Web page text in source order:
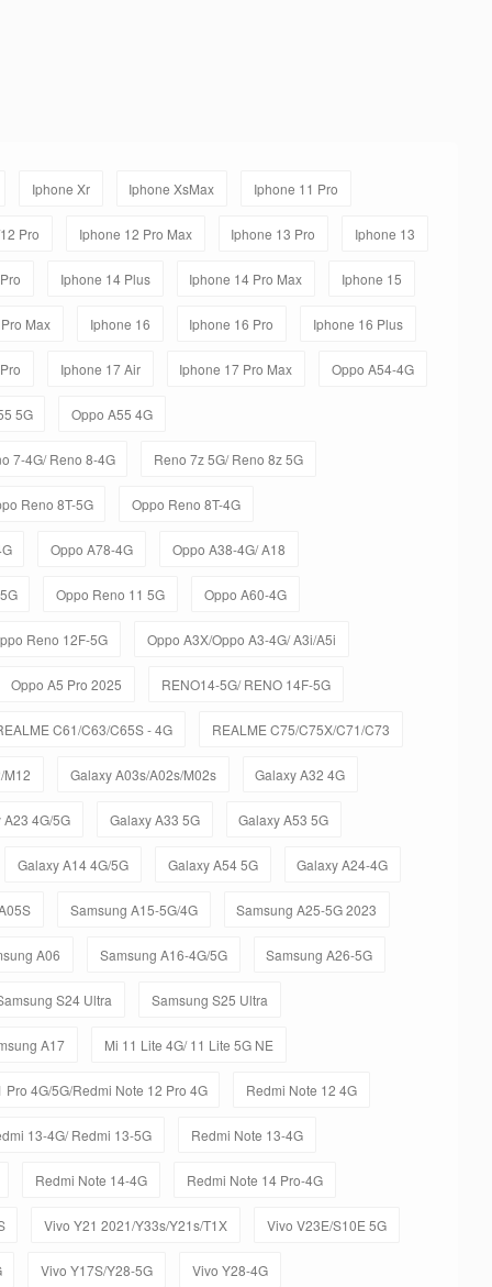
Iphone Xr Iphone XsMax Iphone 11 Pro
Pro Iphone 12 Pro Max Iphone 13 Pro Iphone 13
Iphone 14 Plus Iphone 14 Pro Max Iphone 15
Max Iphone 16 Iphone 16 Pro Iphone 16 Plus
Iphone 17 Air Iphone 17 Pro Max Oppo A54-4G
5G Oppo A55 4G
7-4G/ Reno 8-4G Reno 7z 5G/ Reno 8z 5G
Reno 8T-5G Oppo Reno 8T-4G
Oppo A78-4G Oppo A38-4G/ A18
Oppo Reno 11 5G Oppo A60-4G
Reno 12F-5G Oppo A3X/Oppo A3-4G/ A3i/A5i
Oppo A5 Pro 2025 RENO14-5G/ RENO 14F-5G
C61/C63/C65S - 4G REALME C75/C75X/C71/C73
M12 Galaxy A03s/A02s/M02s Galaxy A32 4G
A23 4G/5G Galaxy A33 5G Galaxy A53 5G
Galaxy A14 4G/5G Galaxy A54 5G Galaxy A24-4G
Samsung A15-5G/4G Samsung A25-5G 2023
A06 Samsung A16-4G/5G Samsung A26-5G
S24 Ultra Samsung S25 Ultra
A17 Mi 11 Lite 4G/ 11 Lite 5G NE
Pro 4G/5G/Redmi Note 12 Pro 4G Redmi Note 12 4G
13-4G/ Redmi 13-5G Redmi Note 13-4G
Redmi Note 14-4G Redmi Note 14 Pro-4G
Vivo Y21 2021/Y33s/Y21s/T1X Vivo V23E/S10E 5G
Vivo Y17S/Y28-5G Vivo Y28-4G